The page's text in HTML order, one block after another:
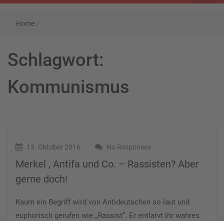
Home /
Schlagwort:
Kommunismus
13. Oktober 2016 No Responses
Merkel , Antifa und Co. – Rassisten? Aber
gerne doch!
Kaum ein Begriff wird von Antideutschen so laut und
euphorisch gerufen wie „Rassist“. Er entlarvt ihr wahres